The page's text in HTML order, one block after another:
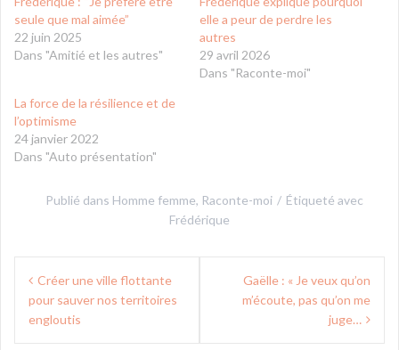
seule que mal aimée”
22 juin 2025
Dans "Amitié et les autres"
elle a peur de perdre les
autres
29 avril 2026
Dans "Raconte-moi"
La force de la résilience et de
l’optimisme
24 janvier 2022
Dans "Auto présentation"
Publié dans Homme femme, Raconte-moi
Étiqueté avec
Frédérique
Navigation
de
l’article
Créer une ville flottante
pour sauver nos territoires
engloutis
Gaëlle : « Je veux qu’on
m’écoute, pas qu’on me
juge…